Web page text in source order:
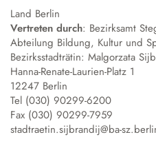
Schulordnung
Wechsel an die Droste
Land Berlin
Vertreten durch: Bezirksamt
Abteilung Bildung, Kultur und
Bezirksstadträtin: Malgorzata
Hanna-Renate-Laurien-Platz 1
12247 Berlin
Tel (030) 90299-6200
Fax (030) 90299-7959
stadtraetin.sijbrandij@ba-